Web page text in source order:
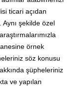
ticari açıdan
Aynı şekilde özel
örnek
söz konusu
şüpheleriniz
ve yapılan